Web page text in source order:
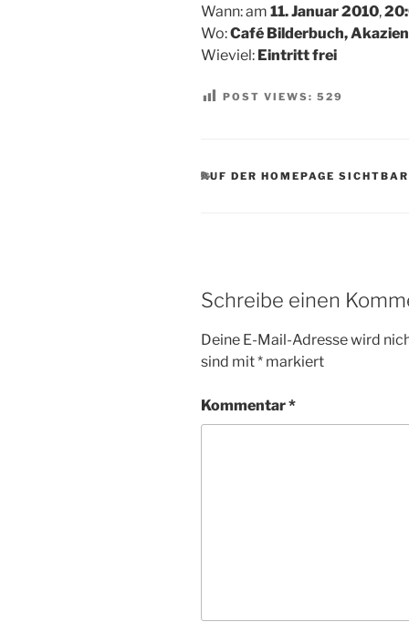
Wann: am 11. Januar 2010,
Wo:Café Bilderbuch,
Wieviel: Eintritt frei
POST VIEWS: 529
KATEGORIEN
AUF DER HOMEPAGE SICHTBAR
Schreibe einen
Deine E-Mail-Adresse wird
sind mit* markiert
Kommentar*